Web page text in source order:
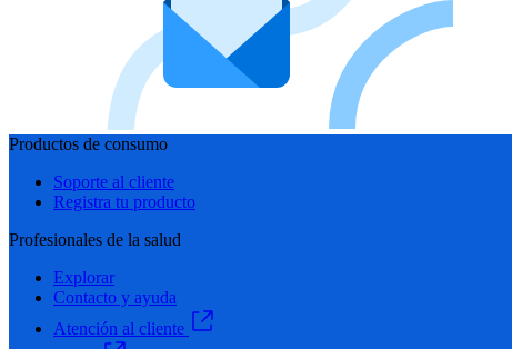
Productos de consumo
Soporte al cliente
Registra tu producto
Profesionales de la salud
Explorar
Contacto y ayuda
Atención al cliente